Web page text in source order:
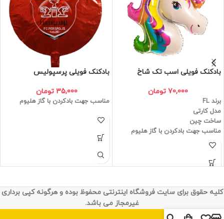
بادکنک فویلی اسب تک شاخ
70,000 تومان
برند FL
مدل کارتی
ساخت چین
مناسب جهت بادکردن با گاز هلیوم
بادکنک فویلی پرسپولیس
35,000 تومان
مناسب جهت بادکردن با گاز هلیوم
کلیه حقوق برای سایت فروشگاه اینترنتی محفوظ بوده و هرگونه کپی برداری
غیرمجاز می باشد.